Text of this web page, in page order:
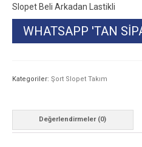
Slopet Beli Arkadan Lastikli
WHATSAPP 'TAN
Kategoriler: Şort Slopet Takım
Değerlendirmeler (0)